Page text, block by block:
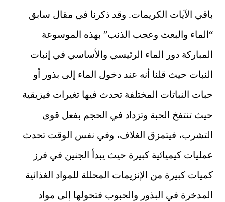
باقي الآيات الكريمات. وقد ذكرنا في مقال سابق
“الماء والبعث وعجب الذنب” بهذه الموسوعة
المباركة دور الماء الرئيسي والأساسي في إنبات
النبات حيث قلنا أنه عند دخول الماء إلى بذور أو
حبات النباتات المختلفة تحدث فيها تغيرات فيزيقية
حيث تنتفخ الحبة وتزداد في الحجم بفعل قوى
التشرب، فيتمزق الغلاف، وفي نفس الوقت تحدث
عمليات كيميائية كبيرة حيث يبدأ الجنين في فرز
كميات كبيرة من الإنزيمات المحللة للمواد الغذائية
المدخرة في البذور والحبوب فتحولها إلى مواد